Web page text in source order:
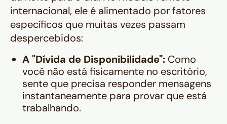
internacional, ele é alimentado por fatores
específicos que muitas vezes passam
despercebidos:
A "Dívida de Disponibilidade": Como
você não está fisicamente no escritório,
sente que precisa responder mensagens
instantaneamente para provar que está
trabalhando.